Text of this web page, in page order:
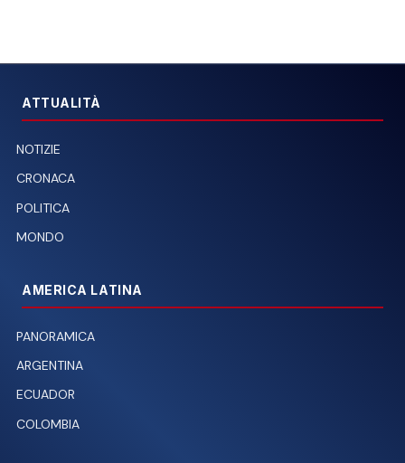
ATTUALITÀ
NOTIZIE
CRONACA
POLITICA
MONDO
AMERICA LATINA
PANORAMICA
ARGENTINA
ECUADOR
COLOMBIA